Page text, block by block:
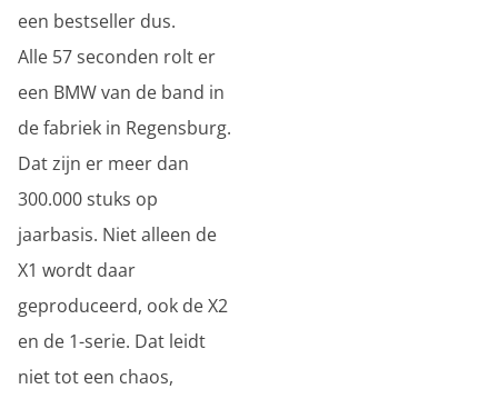
een bestseller dus.
Alle 57 seconden rolt er
een BMW van de band in
de fabriek in Regensburg.
Dat zijn er meer dan
300.000 stuks op
jaarbasis. Niet alleen de
X1 wordt daar
geproduceerd, ook de X2
en de 1-serie. Dat leidt
niet tot een chaos,